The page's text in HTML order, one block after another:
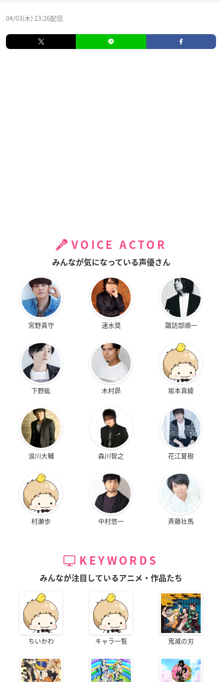
04/03(木) 13:26配信
VOICE ACTOR
みんなが気になっている声優さん
宮野真守 速水奨 諏訪部順一
下野紘 木村昴 坂本真綾
浪川大輔 森川智之 花江夏樹
村瀬歩 中村悠一 斉藤壮馬
KEYWORDS
みんなが注目しているアニメ・作品たち
ちいかわ キャラ一覧 鬼滅の刃